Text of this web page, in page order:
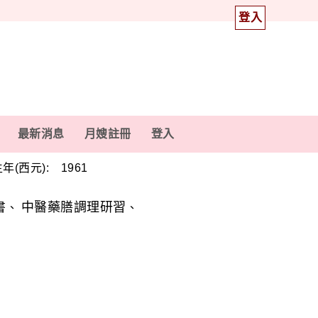
登入
最新消息 月嫂註冊 登入
年(西元): 1961
、 中醫藥膳調理研習 、